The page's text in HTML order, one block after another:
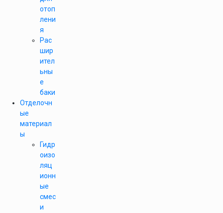
отоп
лени
я
Рас
шир
ител
ьны
е
баки
Отделочн
ые
материал
ы
Гидр
оизо
ляц
ионн
ые
смес
и